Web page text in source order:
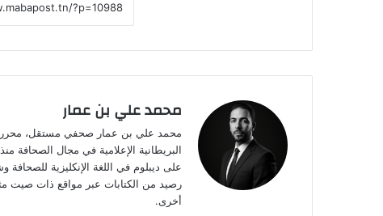
محمد علي بن عمار
على ديبلوم في اللغة الإنكليزية
أخرى.